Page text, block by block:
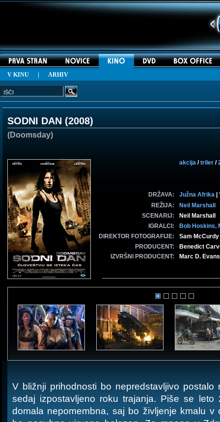
V KINU ARHIV
SODNI DAN (2008)
(Doomsday)
akcija /triler /
DRŽAVA: Južna Afrika
REŽIJA:
Neil Marshall
SCENARIJ:
Neil Marshall
IGRALCI:
Bob Hoskins,
DIREKTOR FOTOGRAFIJE:
Sam McCurdy
PRODUCENT:
Benedict
IZVRŠNI PRODUCENT:
Marc D.
V bližnji prihodnosti bo nepredstavljivo postalo
sedaj izpostavljeno roku trajanja. Piše se
domala nepomembna, saj bo življenje kmalu v